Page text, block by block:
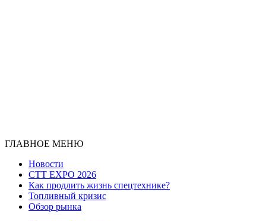
ГЛАВНОЕ МЕНЮ
Новости
CTT EXPO 2026
Как продлить жизнь спецтехнике?
Топливный кризис
Обзор рынка